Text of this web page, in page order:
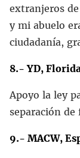
extranjeros
y mi abuelo
ciudadanía,
8.- YD,
Apoyo la ley
separación de
9.- MACW,